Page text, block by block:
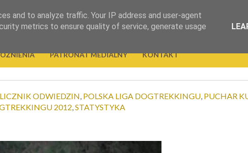
PATRONAT MEDIALNY KONTAKT
LICZNIK ODWIEDZIN, POLSKA LIGA DOGTREKKINGU, PUCHAR
2012,STATYSTYKA
and to analyze traffic. Your IP address and user-agent
metrics to ensure quality of service, generate usage